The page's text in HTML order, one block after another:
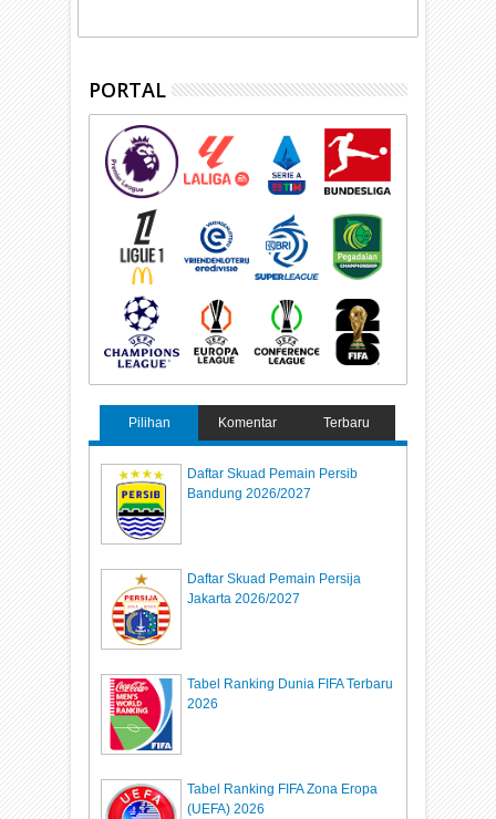
PORTAL
Pilihan Komentar Terbaru
Daftar Skuad Pemain Persib
Bandung 2026/2027
Daftar Skuad Pemain Persija
Jakarta 2026/2027
Tabel Ranking Dunia FIFA Terbaru
2026
Tabel Ranking FIFA Zona Eropa
(UEFA) 2026